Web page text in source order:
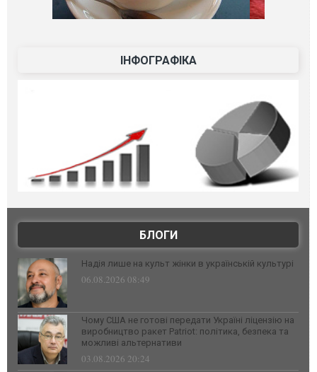
ІНФОГРАФІКА
БЛОГИ
Надія лише на культ жінки в українській культурі
06.08.2026 08:49
Чому США не готові передати Україні ліцензію на
виробництво ракет Patriot: політика, безпека та
можливі альтернативи
03.08.2026 20:24